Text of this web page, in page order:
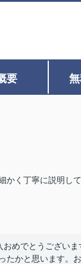
要
かく丁寧に説明し
おめでとうござい
たかと思います。